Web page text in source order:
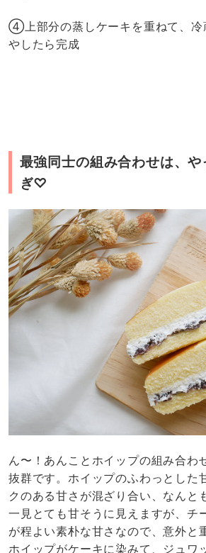
④上部分の蒸しケーキを重ねて、冷
やしたら完成
最強同士の組み合わせは、
ぎ♡
ん〜！あんことホイップの組み合わ
抜群です。ホイップのふわっとした
クのある甘さが混ざり合い、なん
一見とても甘そうに見えますが、チ
が程よい素朴な甘さなので、意外と
ホイップがケーキに染みて、ジュワ